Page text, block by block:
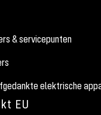
& servicepunten
elektrische
EU